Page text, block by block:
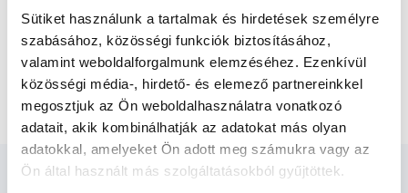
Sütiket használunk a tartalmak és hirdetések személyre
szabásához, közösségi funkciók biztosításához,
valamint weboldalforgalmunk elemzéséhez. Ezenkívül
közösségi média-, hirdető- és elemező partnereinkkel
megosztjuk az Ön weboldalhasználatra vonatkozó
adatait, akik kombinálhatják az adatokat más olyan
adatokkal, amelyeket Ön adott meg számukra vagy az
Ön által használt más szolgáltatásokból gyűjtöttek.
Főoldal Fogszabályozó szakorvos
Rögzített fogszabályozó ellenőrzés / ívcsere